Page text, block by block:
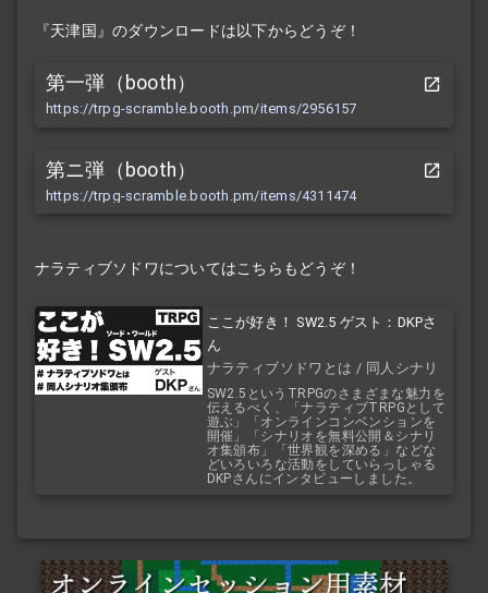
『天津国』のダウンロードは以下からどうぞ！
第一弾（booth）
https://trpg-scramble.booth.pm/items/2956157
第ニ弾（booth）
https://trpg-scramble.booth.pm/items/4311474
ナラティブソドワについてはこちらもどうぞ！
ここが好き！ SW2.5 ゲスト：DKPさ
ん
ナラティブソドワとは / 同人シナリ
オ集頒布
SW2.5というTRPGのさまざまな魅力を
伝えるべく、「ナラティブTRPGとして
遊ぶ」「オンラインコンベンションを
開催」「シナリオを無料公開＆シナリ
オ集頒布」「世界観を深める」などな
どいろいろな活動をしていらっしゃる
DKPさんにインタビューしました。